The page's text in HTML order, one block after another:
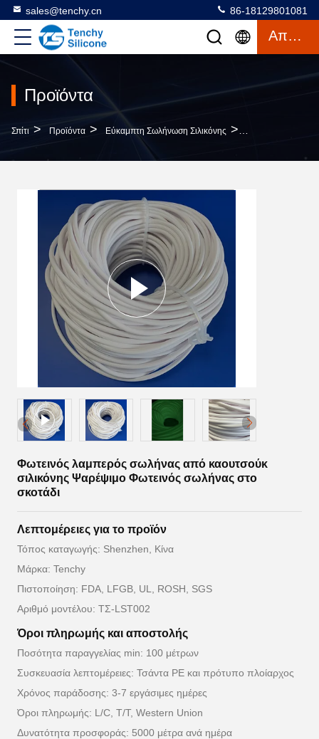
sales@tenchy.cn 86-18129801081
Απόσπασμα
Προϊόντα
Σπίτι > Προϊόντα > Εύκαμπτη Σωλήνωση Σιλικόνης >
Φωτεινός λαμπερός σωλήνας από καουτσούκ
σιλικόνης Ψαρέψιμο Φωτεινός σωλήνας στο
σκοτάδι
Λεπτομέρειες για το προϊόν
Τόπος καταγωγής: Shenzhen, Κίνα
Μάρκα: Tenchy
Πιστοποίηση: FDA, LFGB, UL, ROSH, SGS
Αριθμό μοντέλου: ΤΣ-LST002
Όροι πληρωμής και αποστολής
Ποσότητα παραγγελίας min: 100 μέτρων
Συσκευασία λεπτομέρειες: Τσάντα PE και πρότυπο πλοίαρχος
Χρόνος παράδοσης: 3-7 εργάσιμες ημέρες
Όροι πληρωμής: L/C, T/T, Western Union
Δυνατότητα προσφοράς: 5000 μέτρα ανά ημέρα